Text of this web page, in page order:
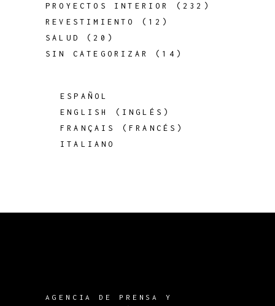
PROYECTOS INTERIOR
(232)
REVESTIMIENTO
(12)
SALUD
(20)
SIN CATEGORIZAR
(14)
ESPAÑOL
ENGLISH
( INGLÉS )
FRANÇAIS
(FRANCÉS )
ITALIANO
AGENCIA DE PRENSA Y